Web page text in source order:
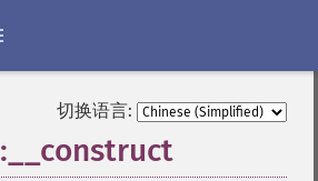
切换语言: